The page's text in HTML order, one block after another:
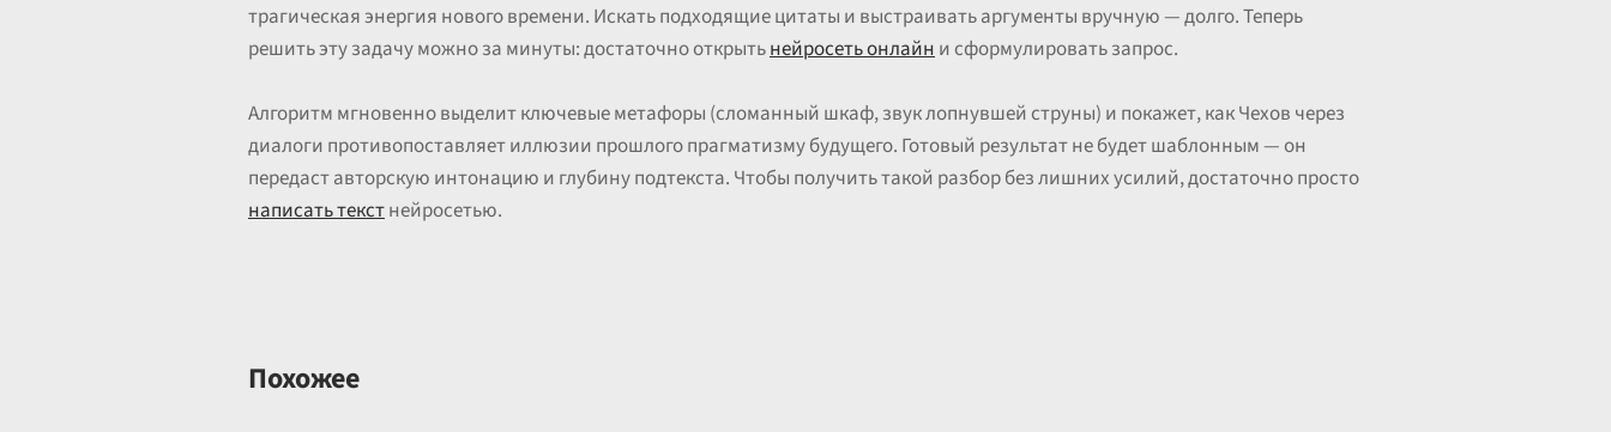
трагическая энергия нового времени. Искать подходящие цитаты и выстраивать аргументы вручную — долго. Теперь
решить эту задачу можно за минуты: достаточно открытьнейросеть онлайни сформулировать запрос.
Алгоритм мгновенно выделит ключевые метафоры (сломанный шкаф, звук лопнувшей струны) и покажет, как Чехов через
диалоги противопоставляет иллюзии прошлого прагматизму будущего. Готовый результат не будет шаблонным — он
передаст авторскую интонацию и глубину подтекста. Чтобы получить такой разбор без лишних усилий, достаточно просто
написать текстнейросетью.
Похожее